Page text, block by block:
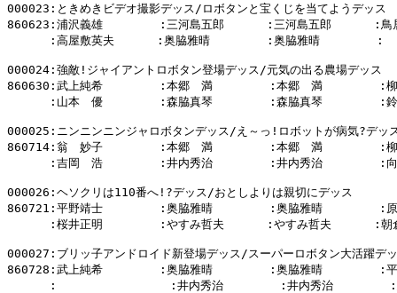
000023:ときめきビデオ撮影デッス/ロボタンと宝くじを当てようデッス
860623:浦沢義雄        :三河島五郎      :三河島五郎      :鳥
      :高屋敷英夫      :奥脇雅晴        :奥脇雅晴        :
000024:強敵!ジャイアントロボタン登場デッス/元気の出る農場デッス
860630:武上純希        :本郷　満        :本郷　満        :柳
:山本　優        :森脇真琴        :森脇真琴        :鈴
000025:ニンニンニンジャロボタンデッス/え～っ!ロボットが病気?デッ
860714:翁　妙子        :本郷　満        :本郷　満        :柳
:吉岡　浩        :井内秀治        :井内秀治        :向
000026:ヘソクリは110番へ!?デッス/おとしよりは親切にデッス
860721:平野靖士        :奥脇雅晴        :奥脇雅晴        :原
:桜井正明        :やすみ哲夫      :やすみ哲夫      :朝
000027:ブリッ子アンドロイド新登場デッス/スーパーロボタン大活躍デ
860728:武上純希        :奥脇雅晴        :奥脇雅晴        :平
:                :井内秀治        :井内秀治        :